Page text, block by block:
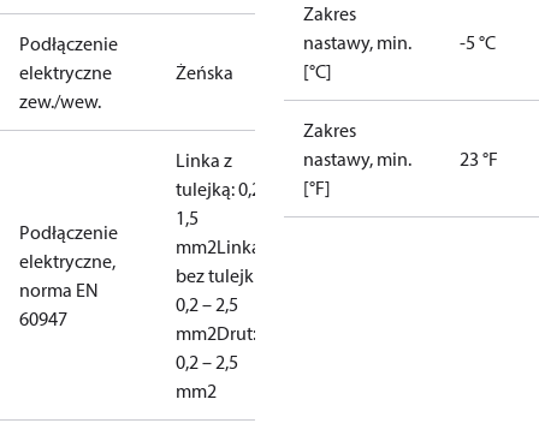
Podłączenie
elektryczne
zew./wew.
Żeńska
Podłączenie
elektryczne,
norma EN
60947
Linka z
tulejką: 0,2 –
1,5
mm2Linka,
bez tulejki:
0,2 – 2,5
mm2Drut:
0,2 – 2,5
mm2
Zakres
nastawy, min.
[°C]
-5 °C
Zakres
nastawy, min.
[°F]
23 °F